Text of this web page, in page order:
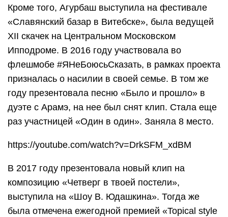
Кроме того, Агурбаш выступила на фестивале
«Славянский базар в Витебске», была ведущей
XII скачек на Центральном Московском
Ипподроме. В 2016 году участвовала во
флешмобе #ЯНеБоюсьСказать, в рамках проекта
призналась о насилии в своей семье. В том же
году презентовала песню «Было и прошло» в
дуэте с Арамэ, на нее был снят клип. Стала еще
раз участницей «Один в один». Заняла 8 место.
https://youtube.com/watch?v=DrkSFM_xdBM
В 2017 году презентовала новый клип на
композицию «Четверг в твоей постели»,
выступила на «Шоу В. Юдашкина». Тогда же
была отмечена ежегодной премией «Topical style